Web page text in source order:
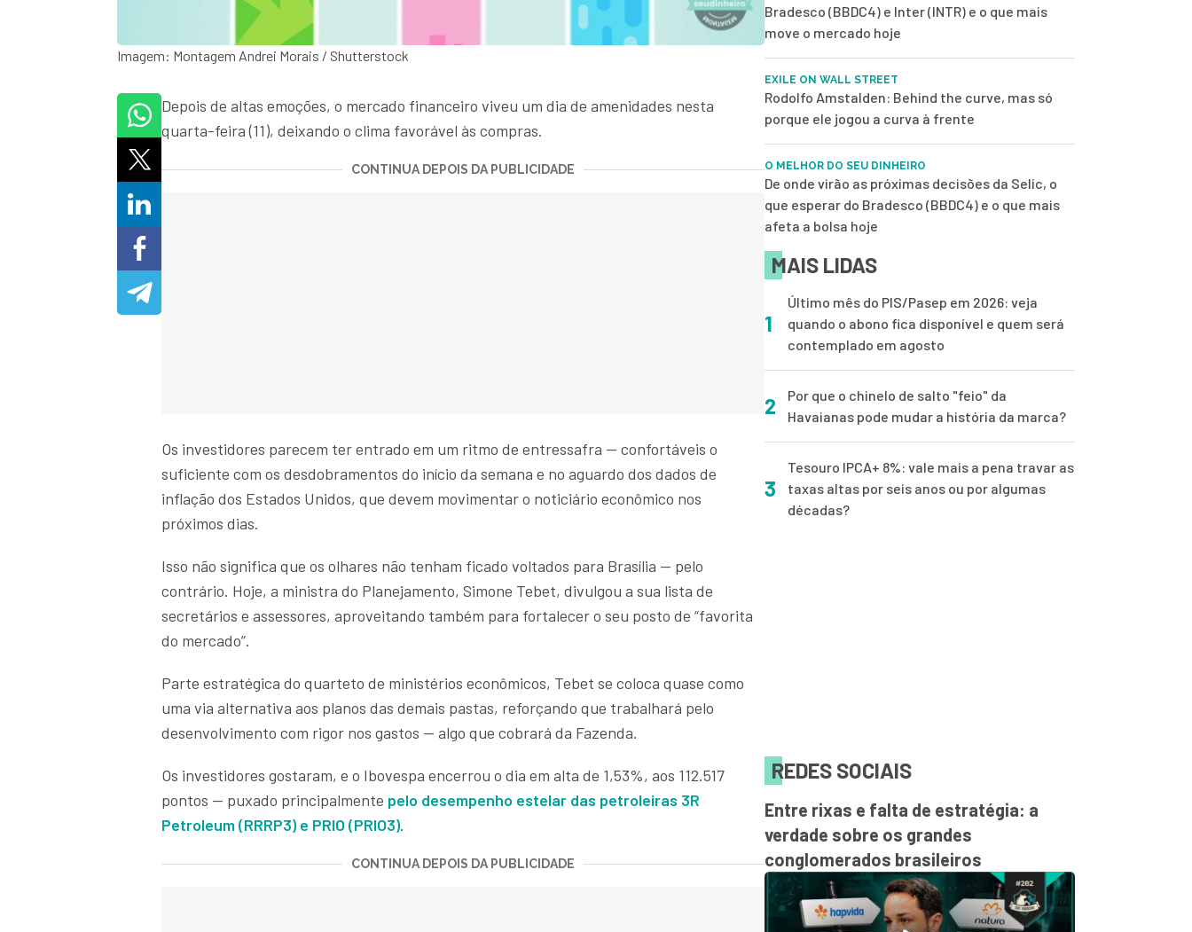
Imagem: Montagem Andrei Morais / Shutterstock
Depois de altas emoções, o mercado financeiro viveu um dia de amenidades nesta
quarta-feira (11), deixando o clima favorável às compras.
CONTINUA DEPOIS DA PUBLICIDADE
Os investidores parecem ter entrado em um ritmo de entressafra — confortáveis o
suficiente com os desdobramentos do início da semana e no aguardo dos dados de
inflação dos Estados Unidos, que devem movimentar o noticiário econômico nos
próximos dias.
Isso não significa que os olhares não tenham ficado voltados para Brasília — pelo
contrário. Hoje, a ministra do Planejamento, Simone Tebet, divulgou a sua lista de
secretários e assessores, aproveitando também para fortalecer o seu posto de “favorita
do mercado”.
Parte estratégica do quarteto de ministérios econômicos, Tebet se coloca quase como
uma via alternativa aos planos das demais pastas, reforçando que trabalhará pelo
desenvolvimento com rigor nos gastos — algo que cobrará da Fazenda.
Os investidores gostaram, e o Ibovespa encerrou o dia em alta de 1,53%, aos 112.517
pontos — puxado principalmente pelo desempenho estelar das petroleiras 3R
Petroleum (RRRP3) e PRIO (PRIO3).
CONTINUA DEPOIS DA PUBLICIDADE
Bradesco (BBDC4) e Inter (INTR) e o que mais
move o mercado hoje
EXILE ON WALL STREET
Rodolfo Amstalden: Behind the curve, mas só
porque ele jogou a curva à frente
O MELHOR DO SEU DINHEIRO
De onde virão as próximas decisões da Selic, o
que esperar do Bradesco (BBDC4) e o que mais
afeta a bolsa hoje
MAIS LIDAS
1
Último mês do PIS/Pasep em 2026: veja
quando o abono fica disponível e quem será
contemplado em agosto
2
Por que o chinelo de salto "feio" da
Havaianas pode mudar a história da marca?
3
Tesouro IPCA+ 8%: vale mais a pena travar as
taxas altas por seis anos ou por algumas
décadas?
REDES SOCIAIS
Entre rixas e falta de estratégia: a
verdade sobre os grandes
conglomerados brasileiros